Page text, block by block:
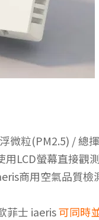
微粒(PM2.5) / 總
LCD螢幕直接觀
商用空氣品質檢
菲士 iaeris可同時